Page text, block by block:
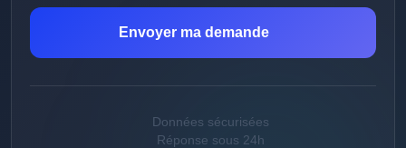
Envoyer ma demande
Données sécurisées
Réponse sous 24h